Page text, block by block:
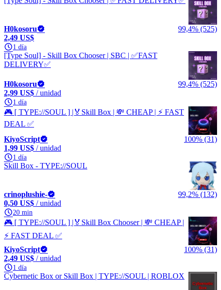
H0kosoru
99,4% (525)
2,49 US$
1 día
[Type Soul] - Skill Box Chooser | SBC | ✅FAST
DELIVERY✅
H0kosoru
99,4% (525)
2,99 US$ / unidad
1 día
🎮 [ TYPE://SOUL ] |🏅Skill Box | 💸 CHEAP | ⚡ FAST
DEAL ✅
KiyoScript
100% (31)
1,99 US$ / unidad
1 día
Skill Box - TYPE://SOUL
crinoplushie-
99,2% (132)
0,50 US$ / unidad
20 min
🎮 [ TYPE://SOUL ] |🏅Skill Box Chooser | 💸 CHEAP |
⚡ FAST DEAL ✅
KiyoScript
100% (31)
2,49 US$ / unidad
1 día
Cybernetic Box or Skill Box | TYPE://SOUL | ROBLOX